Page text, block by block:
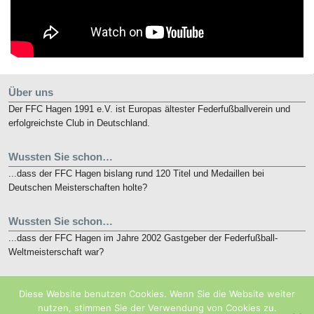
Über uns
Der FFC Hagen 1991 e.V. ist Europas ältester Federfußballverein und
erfolgreichste Club in Deutschland.
Wussten Sie schon…
...dass der FFC Hagen bislang rund 120 Titel und Medaillen bei
Deutschen Meisterschaften holte?
Wussten Sie schon…
...dass der FFC Hagen im Jahre 2002 Gastgeber der Federfußball-
Weltmeisterschaft war?
Die nunmehr 10. French Open finden vom 19. bis 21. Mai 2018 in
Diese Website benutzen Cookies. Wenn Sie die Website weiter
nutzen, stimmen Sie der Verwendung von Cookies zu.